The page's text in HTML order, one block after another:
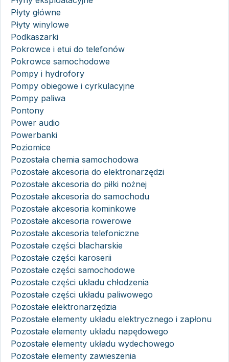
Płyty główne
Płyty winylowe
Podkaszarki
Pokrowce i etui do telefonów
Pokrowce samochodowe
Pompy i hydrofory
Pompy obiegowe i cyrkulacyjne
Pompy paliwa
Pontony
Power audio
Powerbanki
Poziomice
Pozostała chemia samochodowa
Pozostałe akcesoria do elektronarzędzi
Pozostałe akcesoria do piłki nożnej
Pozostałe akcesoria do samochodu
Pozostałe akcesoria kominkowe
Pozostałe akcesoria rowerowe
Pozostałe akcesoria telefoniczne
Pozostałe części blacharskie
Pozostałe części karoserii
Pozostałe części samochodowe
Pozostałe części układu chłodzenia
Pozostałe części układu paliwowego
Pozostałe elektronarzędzia
Pozostałe elementy układu elektrycznego i zapłonu
Pozostałe elementy układu napędowego
Pozostałe elementy układu wydechowego
Pozostałe elementy zawieszenia